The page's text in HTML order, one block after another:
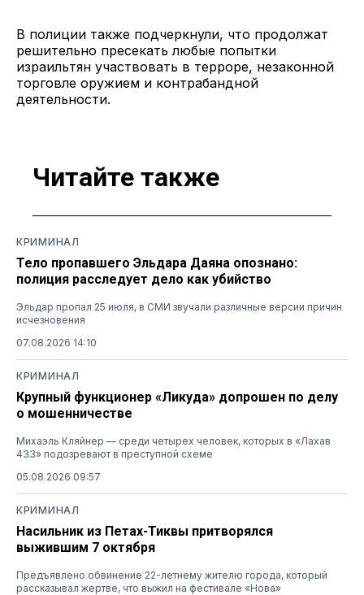
В полиции также подчеркнули, что продолжат
решительно пресекать любые попытки
израильтян участвовать в терроре, незаконной
торговле оружием и контрабандной
деятельности.
Читайте также
КРИМИНАЛ
Тело пропавшего Эльдара Даяна опознано:
полиция расследует дело как убийство
Эльдар пропал 25 июля, в СМИ звучали различные версии причин
исчезновения
07.08.2026 14:10
КРИМИНАЛ
Крупный функционер «Ликуда» допрошен по делу
о мошенничестве
Михаэль Кляйнер — среди четырех человек, которых в «Лахав
433» подозревают в преступной схеме
05.08.2026 09:57
КРИМИНАЛ
Насильник из Петах-Тиквы притворялся
выжившим 7 октября
Предъявлено обвинение 22-летнему жителю города, который
рассказывал жертве, что выжил на фестивале «Нова»